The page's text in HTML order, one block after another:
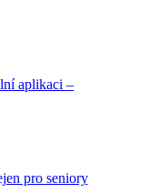
aplikaci –
pro seniory